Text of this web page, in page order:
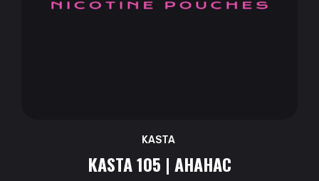
KASTA
KASTA 105 | АНАНАС